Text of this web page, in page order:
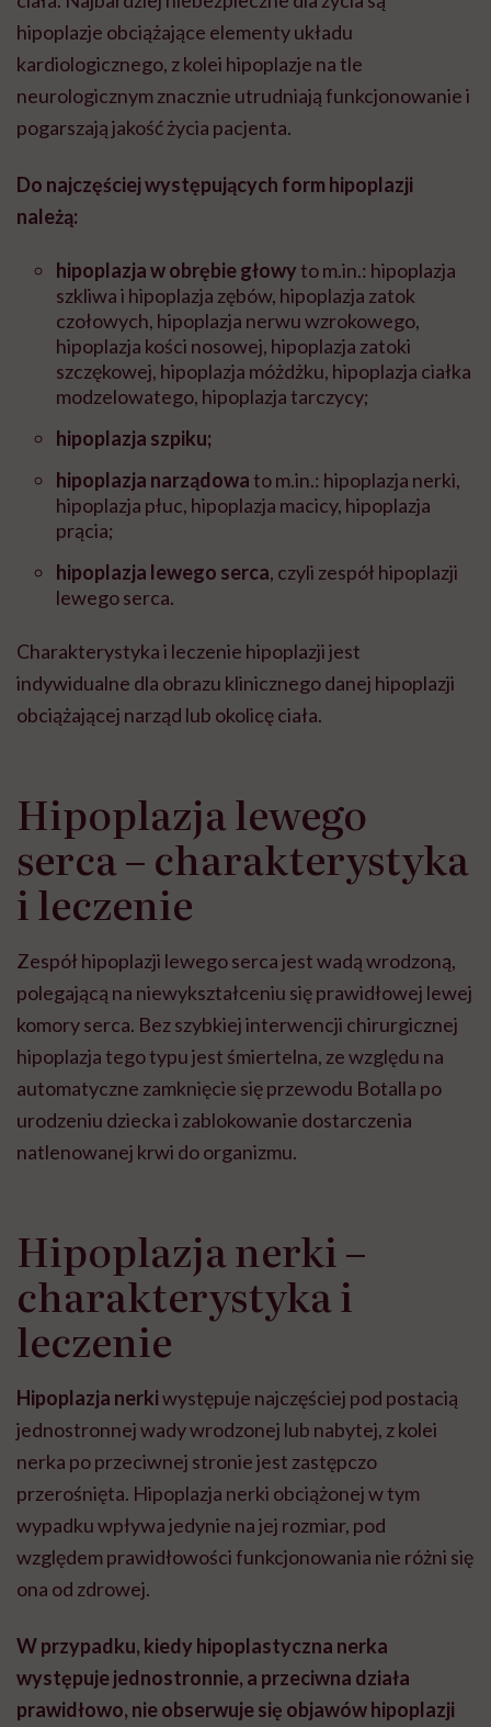
hipoplazje obciążające elementy układu
kardiologicznego, z kolei hipoplazje na tle
neurologicznym znacznie utrudniają funkcjonowanie i
pogarszają jakość życia pacjenta.
Do najczęściej występujących form hipoplazji
należą:
hipoplazja w obrębie głowyto m.in.: hipoplazja
szkliwa i hipoplazja zębów, hipoplazja zatok
czołowych, hipoplazja nerwu wzrokowego,
hipoplazja kości nosowej, hipoplazja zatoki
szczękowej, hipoplazja móżdżku, hipoplazja ciałka
modzelowatego, hipoplazja tarczycy;
hipoplazja szpiku;
hipoplazja narządowato m.in.: hipoplazja nerki,
hipoplazja płuc, hipoplazja macicy, hipoplazja
prącia;
hipoplazja lewego serca, czyli zespół hipoplazji
lewego serca.
Charakterystyka i leczenie hipoplazji jest
indywidualne dla obrazu klinicznego danej hipoplazji
obciążającej narząd lub okolicę ciała.
Hipoplazja lewego
serca – charakterystyka
i leczenie
Zespół hipoplazji lewego serca jest wadą wrodzoną,
polegającą na niewykształceniu się prawidłowej lewej
komory serca. Bez szybkiej interwencji chirurgicznej
hipoplazja tego typu jest śmiertelna, ze względu na
automatyczne zamknięcie się przewodu Botalla po
urodzeniu dziecka i zablokowanie dostarczenia
natlenowanej krwi do organizmu.
Hipoplazja nerki –
charakterystyka i
leczenie
Hipoplazja nerkiwystępuje najczęściej pod postacią
jednostronnej wady wrodzonej lub nabytej, z kolei
nerka po przeciwnej stronie jest zastępczo
przerośnięta. Hipoplazja nerki obciążonej w tym
wypadku wpływa jedynie na jej rozmiar, pod
względem prawidłowości funkcjonowania nie różni się
ona od zdrowej.
W przypadku, kiedy hipoplastyczna nerka
występuje jednostronnie, a przeciwna działa
prawidłowo, nie obserwuje się objawów hipoplazji